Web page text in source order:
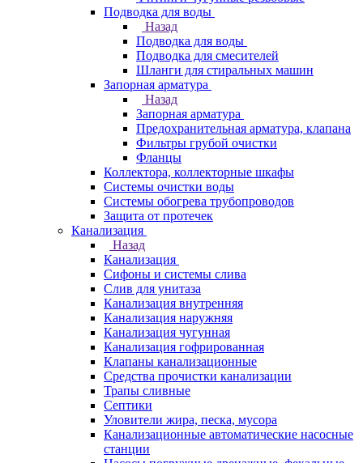
Подводка для воды
Назад
Подводка для воды
Подводка для смесителей
Шланги для стиральных машин
Запорная арматура
Назад
Запорная арматура
Предохранительная арматура, клапана
Фильтры грубой очистки
Фланцы
Коллектора, коллекторные шкафы
Системы очистки воды
Системы обогрева трубопроводов
Защита от протечек
Канализация
Назад
Канализация
Сифоны и системы слива
Слив для унитаза
Канализация внутренняя
Канализация наружняя
Канализация чугунная
Канализация гофрированная
Клапаны канализационные
Средства прочистки канализации
Трапы сливные
Септики
Уловители жира, песка, мусора
Канализационные автоматические насосные
станции